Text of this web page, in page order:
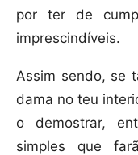
por ter de
imprescindíveis.
Assim sendo, se
dama no teu
o demostrar,
simples que